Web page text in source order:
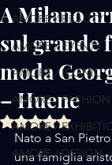
AMORE / BEAUTY
AMORE / EVENTS
AMORE / ICONIC
AMORE / FASHION
AMORE /
AMORE / DESIGN
A Milano
sul grande
moda
– Huene
Valutazione
Nato a San
una famiglia